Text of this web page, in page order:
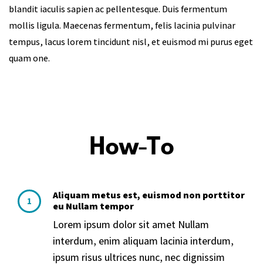
blandit iaculis sapien ac pellentesque. Duis fermentum
mollis ligula. Maecenas fermentum, felis lacinia pulvinar
tempus, lacus lorem tincidunt nisl, et euismod mi purus eget
quam one.
How-To
1
Aliquam metus est, euismod non porttitor
eu Nullam tempor
Lorem ipsum dolor sit amet Nullam
interdum, enim aliquam lacinia interdum,
ipsum risus ultrices nunc, nec dignissim